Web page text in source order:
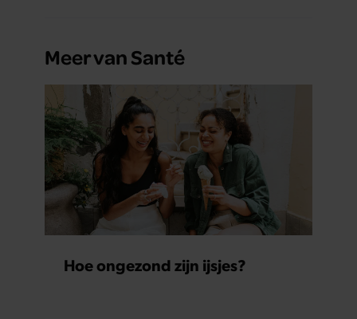
Meer van Santé
Hoe ongezond zijn ijsjes?